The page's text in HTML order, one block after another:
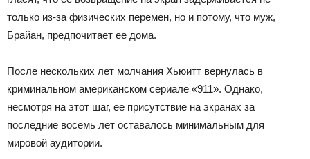
только из-за физических перемен, но и потому, что муж,
Брайан, предпочитает ее дома.
После нескольких лет молчания Хьюитт вернулась в
криминальном американском сериале «911». Однако,
несмотря на этот шаг, ее присутствие на экранах за
последние восемь лет оставалось минимальным для
мировой аудитории.